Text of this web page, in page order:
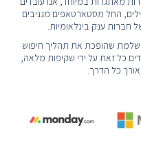
החל מסטארטאפים מגניבים
חברות ענק בינלאומיות.
שהופכת את תהליך חיפוש
כל זאת על ידי שקיפות מלאה,
כל הדרך.